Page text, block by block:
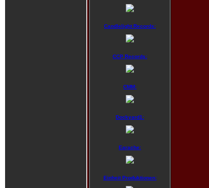
Candlelight Records:
CCP Records:
CMM:
Dockyard1:
Earache:
Einheit Produktionen: